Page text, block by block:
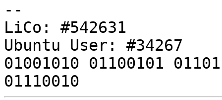
--
LiCo: #542631
Ubuntu User: #34267
01001010 01100101